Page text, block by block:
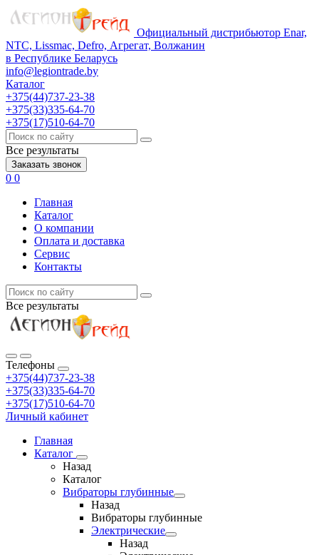
Официальный дистрибьютор Enar,
NTC, Lissmac, Defro, Агрегат, Волжанин
в Республике Беларусь
info@legiontrade.by
Каталог
+375(44)737-23-38
+375(33)335-64-70
+375(17)510-64-70
Все результаты
Заказать звонок
0 0
Главная
Каталог
О компании
Оплата и доставка
Сервис
Контакты
Все результаты
Телефоны
+375(44)737-23-38
+375(33)335-64-70
+375(17)510-64-70
Личный кабинет
Главная
Каталог
Назад
Каталог
Вибраторы глубинные
Назад
Вибраторы глубинные
Электрические
Назад